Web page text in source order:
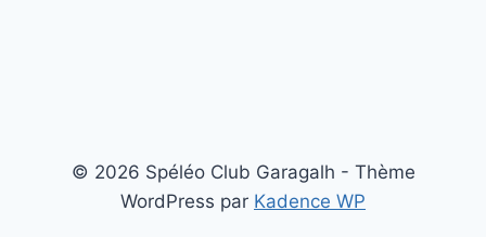
© 2026 Spéléo Club Garagalh - Thème
WordPress par Kadence WP